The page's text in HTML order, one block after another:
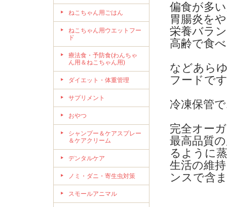
ねこちゃん用ごはん
ねこちゃん用ウエットフー
ド
療法食・予防食(わんちゃ
ん用＆ねこちゃん用)
ダイエット・体重管理
サプリメント
おやつ
シャンプー＆ケアスプレー
＆ケアクリーム
デンタルケア
ノミ・ダニ・寄生虫対策
スモールアニマル
偏食が多
胃腸炎を
栄養バラ
高齢で食
などあら
フードで
冷凍保管
完全オー
最高品質
るように
生活の維
ンスで含